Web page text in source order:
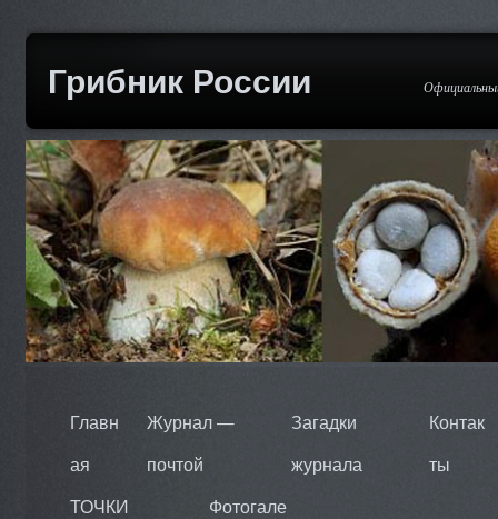
Грибник России
Главн
ая
Журнал —
почтой
Загадки
журнала
Контак
ты
ТОЧКИ
Фотогале